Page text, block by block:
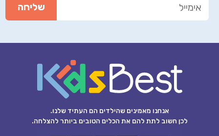
אנחנו מאמינים שהילדים הם העתיד שלנו.
לכן חשוב לתת להם את הכלים הטובים ביותר להצלחה.